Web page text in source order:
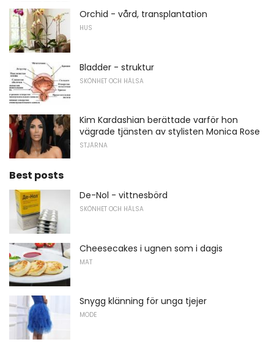
Orchid - vård, transplantation
HUS
Bladder - struktur
SKÖNHET OCH HÄLSA
Kim Kardashian berättade varför hon
vägrade tjänsten av stylisten Monica Rose
STJÄRNA
Best posts
De-Nol - vittnesbörd
SKÖNHET OCH HÄLSA
Cheesecakes i ugnen som i dagis
MAT
Snygg klänning för unga tjejer
MODE